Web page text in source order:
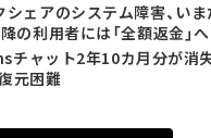
シェアのシステム障害、い
利用者には「全額返金」へ
チャット2年10カ月分が
元困難